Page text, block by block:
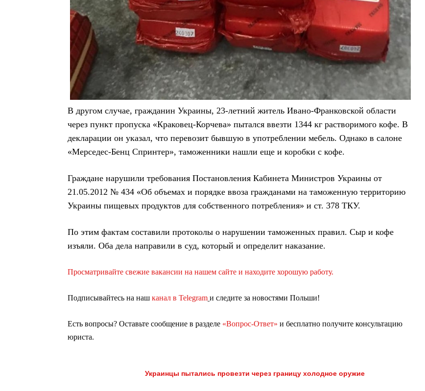
В другом случае, гражданин Украины, 23-летний житель Ивано-Франковской области
через пункт пропуска «Краковец-Корчева» пытался ввезти 1344 кг растворимого кофе. В
декларации он указал, что перевозит бывшую в употреблении мебель. Однако в салоне
«Мерседес-Бенц Спринтер», таможенники нашли еще и коробки с кофе.
Граждане нарушили требования Постановления Кабинета Министров Украины от
21.05.2012 № 434 «Об объемах и порядке ввоза гражданами на таможенную территорию
Украины пищевых продуктов для собственного потребления» и ст. 378 ТКУ.
По этим фактам составили протоколы о нарушении таможенных правил. Сыр и кофе
изъяли. Оба дела направили в суд, который и определит наказание.
Просматривайте свежие вакансии на нашем сайте и находите хорошую работу.
Подписывайтесь на наш канал в Telegram и следите за новостями Польши!
Есть вопросы? Оставьте сообщение в разделе «Вопрос-Ответ» и бесплатно получите консультацию
юриста.
Украинцы пытались провезти через границу холодное оружие